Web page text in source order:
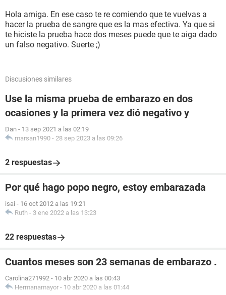
Hola amiga. En ese caso te re comiendo que te vuelvas a
hacer la prueba de sangre que es la mas efectiva. Ya que si
te hiciste la prueba hace dos meses puede que te aiga dado
un falso negativo. Suerte ;)
Discusiones similares
Use la misma prueba de embarazo en dos
ocasiones y la primera vez dió negativo y
Dan - 13 sep 2021 a las 02:19
marsan1990 - 28 sep 2023 a las 09:26
2 respuestas
Por qué hago popo negro, estoy embarazada
isai - 16 oct 2012 a las 19:21
Ruth - 3 ene 2022 a las 13:23
22 respuestas
Cuantos meses son 23 semanas de embarazo .
Carolina271992 - 10 abr 2020 a las 00:43
Hermanamayor - 10 abr 2020 a las 01:44